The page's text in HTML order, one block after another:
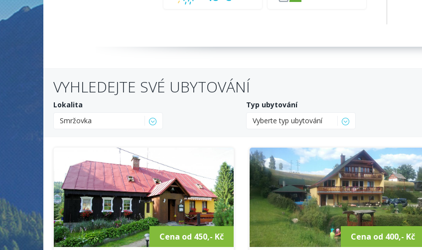
VYHLEDEJTE SVÉ UBYTOVÁNÍ
Lokalita
Smržovka
Typ ubytování
Vyberte typ ubytování
Cena od 450,- Kč Cena od 400,- Kč